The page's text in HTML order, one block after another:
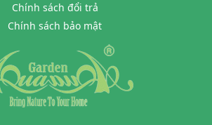
Chính sách đổi trả
Chính sách bảo mật